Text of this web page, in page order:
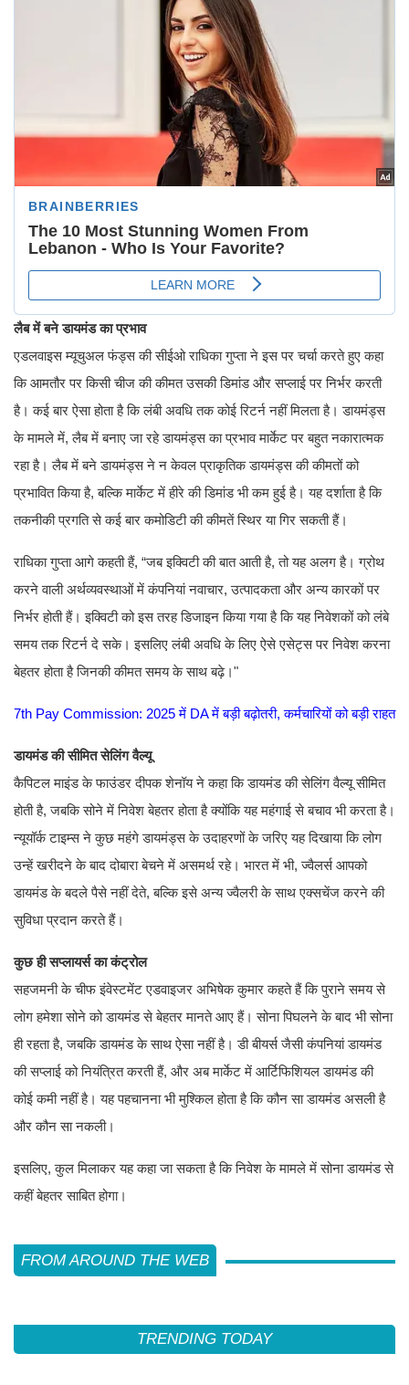
लैब में बने डायमंड का प्रभाव
एडलवाइस म्यूचुअल फंड्स की सीईओ राधिका गुप्ता ने इस पर चर्चा करते हुए कहा
कि आमतौर पर किसी चीज की कीमत उसकी डिमांड और सप्लाई पर निर्भर करती
है। कई बार ऐसा होता है कि लंबी अवधि तक कोई रिटर्न नहीं मिलता है। डायमंड्स
के मामले में, लैब में बनाए जा रहे डायमंड्स का प्रभाव मार्केट पर बहुत नकारात्मक
रहा है। लैब में बने डायमंड्स ने न केवल प्राकृतिक डायमंड्स की कीमतों को
प्रभावित किया है, बल्कि मार्केट में हीरे की डिमांड भी कम हुई है। यह दर्शाता है कि
तकनीकी प्रगति से कई बार कमोडिटी की कीमतें स्थिर या गिर सकती हैं।
राधिका गुप्ता आगे कहती हैं, “जब इक्विटी की बात आती है, तो यह अलग है। ग्रोथ
करने वाली अर्थव्यवस्थाओं में कंपनियां नवाचार, उत्पादकता और अन्य कारकों पर
निर्भर होती हैं। इक्विटी को इस तरह डिजाइन किया गया है कि यह निवेशकों को लंबे
समय तक रिटर्न दे सके। इसलिए लंबी अवधि के लिए ऐसे एसेट्स पर निवेश करना
बेहतर होता है जिनकी कीमत समय के साथ बढ़े।"
7th Pay Commission: 2025 में DA में बड़ी बढ़ोतरी, कर्मचारियों को बड़ी राहत
डायमंड की सीमित सेलिंग वैल्यू
कैपिटल माइंड के फाउंडर दीपक शेनॉय ने कहा कि डायमंड की सेलिंग वैल्यू सीमित
होती है, जबकि सोने में निवेश बेहतर होता है क्योंकि यह महंगाई से बचाव भी करता है।
न्यूयॉर्क टाइम्स ने कुछ महंगे डायमंड्स के उदाहरणों के जरिए यह दिखाया कि लोग
उन्हें खरीदने के बाद दोबारा बेचने में असमर्थ रहे। भारत में भी, ज्वैलर्स आपको
डायमंड के बदले पैसे नहीं देते, बल्कि इसे अन्य ज्वैलरी के साथ एक्सचेंज करने की
सुविधा प्रदान करते हैं।
कुछ ही सप्लायर्स का कंट्रोल
सहजमनी के चीफ इंवेस्टमेंट एडवाइजर अभिषेक कुमार कहते हैं कि पुराने समय से
लोग हमेशा सोने को डायमंड से बेहतर मानते आए हैं। सोना पिघलने के बाद भी सोना
ही रहता है, जबकि डायमंड के साथ ऐसा नहीं है। डी बीयर्स जैसी कंपनियां डायमंड
की सप्लाई को नियंत्रित करती हैं, और अब मार्केट में आर्टिफिशियल डायमंड की
कोई कमी नहीं है। यह पहचानना भी मुश्किल होता है कि कौन सा डायमंड असली है
और कौन सा नकली।
इसलिए, कुल मिलाकर यह कहा जा सकता है कि निवेश के मामले में सोना डायमंड से
कहीं बेहतर साबित होगा।
FROM AROUND THE WEB
TRENDING TODAY